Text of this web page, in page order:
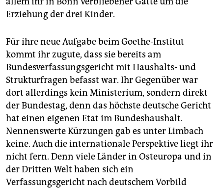
Erziehung der drei Kinder.
Für ihre neue Aufgabe beim Goethe-Institut
kommt ihr zugute, dass sie bereits am
Bundesverfassungsgericht mit Haushalts- und
Strukturfragen befasst war. Ihr Gegenüber war
dort allerdings kein Ministerium, sondern direkt
der Bundestag, denn das höchste deutsche Gericht
hat einen eigenen Etat im Bundeshaushalt.
Nennenswerte Kürzungen gab es unter Limbach
keine. Auch die internationale Perspektive liegt ihr
nicht fern. Denn viele Länder in Osteuropa und in
der Dritten Welt haben sich ein
Verfassungsgericht nach deutschem Vorbild